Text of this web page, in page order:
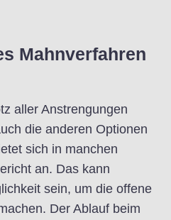
Mahnverfahren
aller Anstrengungen
die anderen Optionen
sich in manchen
an. Das kann
sein, um die offene
Der Ablauf beim